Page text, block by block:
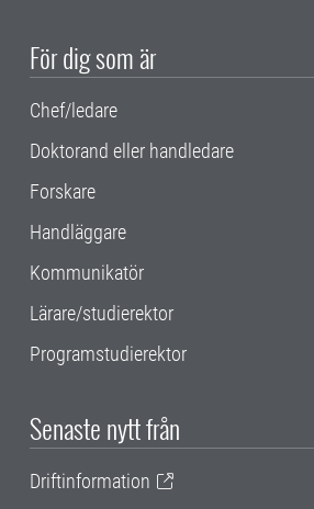
För dig som är
Chef/ledare
Doktorand eller handledare
Forskare
Handläggare
Kommunikatör
Lärare/studierektor
Programstudierektor
Senaste nytt från
Driftinformation